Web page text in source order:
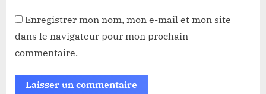
Enregistrer mon nom, mon e-mail et mon site
dans le navigateur pour mon prochain
commentaire.